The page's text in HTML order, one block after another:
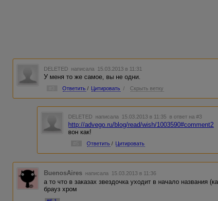
DELETED написала 15.03.2013 в 11:31
У меня то же самое, вы не одни.
Ответить / Цитировать / Скрыть ветку
DELETED написала 15.03.2013 в 11:35 в ответ на #3
http://advego.ru/blog/read/wish/1003590#comment2
вон как!
Ответить / Цитировать
BuenosAires написала 15.03.2013 в 11:36
а то что в заказах звездочка уходит в начало названия
брауз хром